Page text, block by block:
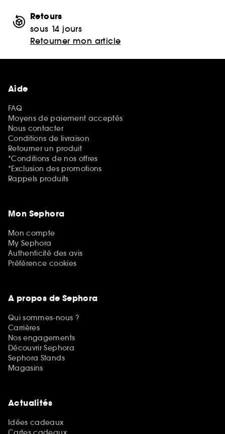
Retours
sous 14 jours
Retourner mon article
Aide
FAQ
Moyens de paiement acceptés
Nous contacter
Conditions de livraison
Retourner un produit
*Conditions de nos offres
*Exclusion des promotions
Rappels produits
Mon Sephora
Mon compte
My Sephora
Authenticité des avis
Préférence cookies
A propos de Sephora
Qui sommes-nous ?
Carrières
Nos engagements
Découvrir Sephora
Sephora Stands
Magasins
Actualités
Idées cadeaux